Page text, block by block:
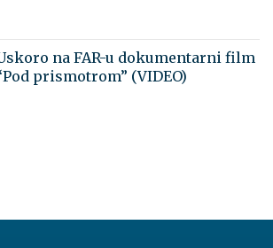
na FAR-u dokumentarni film
prismotrom” (VIDEO)